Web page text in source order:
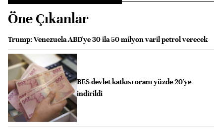
Öne Çıkanlar
Trump: Venezuela ABD'ye 30 ila 50 milyon varil petrol verecek
BES devlet katkısı oranı yüzde 20'ye
indirildi